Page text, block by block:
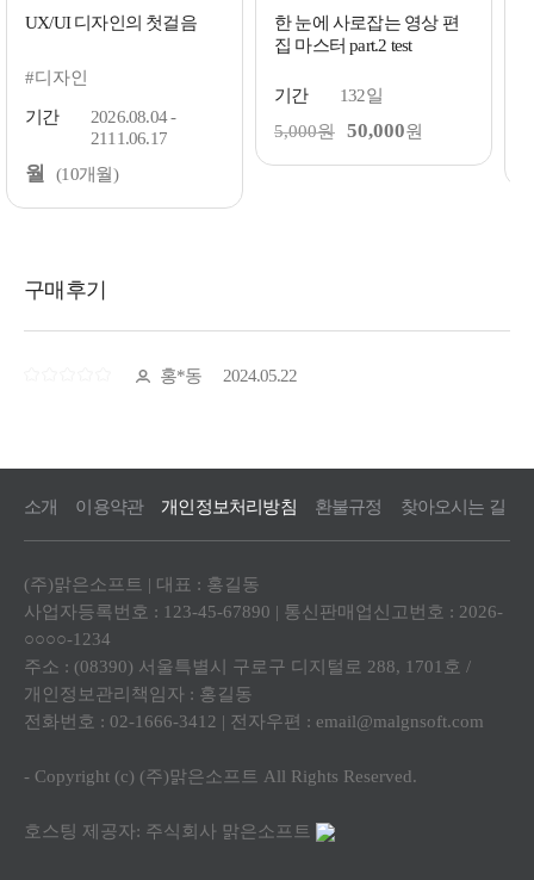
UX/UI 디자인의 첫걸음
#디자인
기간
2026.08.04 -
2111.06.17
월 (10개월)
한 눈에 사로잡는 영상 편
집 마스터 part.2 test
기간
132일
5,000원
50,000원
소개 이용약관 개인정보처리방침 환불규정 찾아오시는 길
(주)맑은소프트 | 대표 : 홍길동
사업자등록번호 : 123-45-67890 | 통신판매업신고번호 : 2026-
○○○○-1234
주소 : (08390) 서울특별시 구로구 디지털로 288, 1701호 /
개인정보관리책임자 : 홍길동
전화번호 : 02-1666-3412 | 전자우편 : email@malgnsoft.com
- Copyright (c) (주)맑은소프트 All Rights Reserved.
호스팅 제공자: 주식회사 맑은소프트